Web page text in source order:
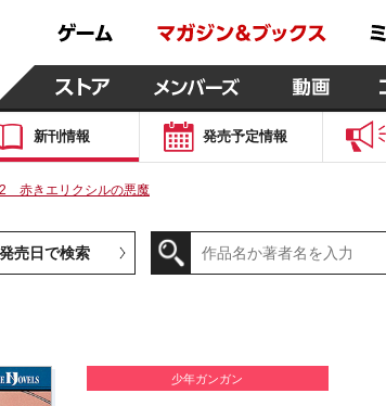
新刊情報 発売予定情報
赤きエリクシルの悪魔
発売日で検索
少年ガンガン